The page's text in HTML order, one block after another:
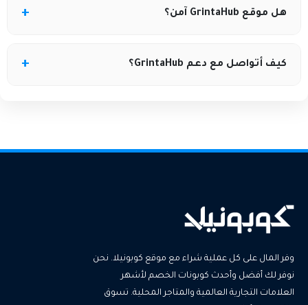
لا يوجد استرداد مالي مباشر أو إلغاء للطلب، لكن بإمكانك
هل موقع GrintaHub آمن؟
الموقع يستخدم نظام تبادل تذاكر ويحاول تقديم تجربة آمنة،
كيف أتواصل مع دعم GrintaHub؟
وفر المال على كل عملية شراء مع موقع كوبونيلا. نحن
نوفر لك أفضل وأحدث كوبونات الخصم لأشهر
العلامات التجارية العالمية والمتاجر المحلية. تسوق